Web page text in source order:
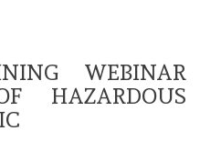
WEBINAR
HAZARDOUS